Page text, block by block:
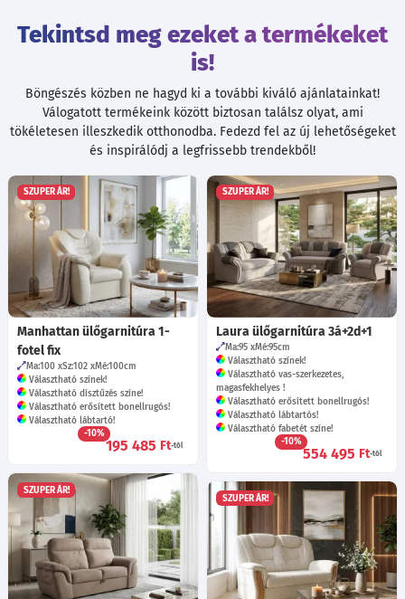
Tekintsd meg ezeket a termékeket
is!
Böngészés közben ne hagyd ki a további kiváló ajánlatainkat!
Válogatott termékeink között biztosan találsz olyat, ami
tökéletesen illeszkedik otthonodba. Fedezd fel az új lehetőségeket
és inspirálódj a legfrissebb trendekből!
SZUPER ÁR!
Manhattan ülőgarnitúra 1-
fotel fix
Ma:100 Sz:102 Mé:100cm
Választható színek!
Választható dísztűzés színe!
Választható erősített bonellrugós!
Választható lábtartó!
-10%
195 485 Ft-tól
SZUPER ÁR!
Laura ülőgarnitúra 3á+2d+1
Ma:95 Mé:95cm
Választható színek!
Választható vas-szerkezetes,
magasfekhelyes !
Választható erősített bonellrugós!
Választható lábtartós!
Választható fabetét színe!
-10%
554 495 Ft-tól
SZUPER ÁR!
SZUPER ÁR!